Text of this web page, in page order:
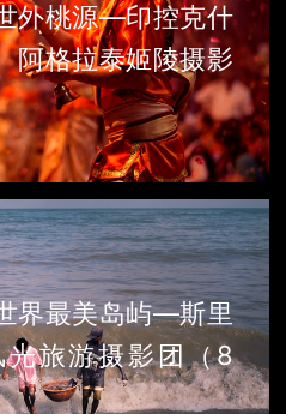
外桃源—印控克什
阿格拉泰姬陵摄影
界最美岛屿—斯里
旅游摄影团（8